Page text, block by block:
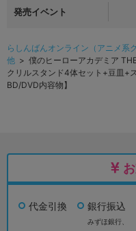
発売イベント
らしんばんオンライン（アニメ系
他 > 僕のヒーローアカデミア
クリルスタンド4体セット+豆皿+
BD/DVD内容物】
代金引換 銀行振込
みずほ銀行、